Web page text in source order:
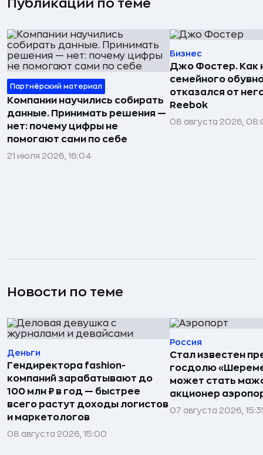
Публикации по теме
Партнёрский материал
Компании научились собирать
данные. Принимать решения —
нет: почему цифры не
помогают сами по себе
21 июля 2026, 16:04
Бизнес
Джо Фостер. Как
семейного
отказался от
Reebok
08 августа 2026,
Новости по теме
Деньги
Гендиректора fashion-
компаний зарабатывают до
100 млн ₽ в год — быстрее
всего растут доходы логистов
и маркетологов
08 августа 2026, 15:00
Россия
Стал известен
госдолю
может стать
акционер
07 августа 2026,